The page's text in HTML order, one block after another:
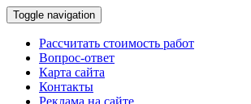
Toggle navigation
Рассчитать стоимость работ
Вопрос-ответ
Карта сайта
Контакты
Реклама на сайте